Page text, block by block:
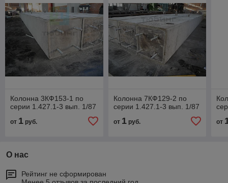
Колонна 3КФ153-1 по
серии 1.427.1-3 вып. 1/87
от 1 руб.
Колонна 7КФ129-2 по
серии 1.427.1-3 вып. 1/87
от 1руб. от
О нас
Рейтинг не сформирован